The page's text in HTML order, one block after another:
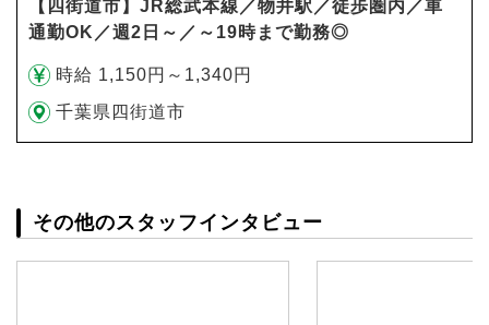
【四街道市】JR総武本線／物井駅／徒歩圏内／車
通勤OK／週2日～／～19時まで勤務◎
時給 1,150円～1,340円
千葉県四街道市
その他のスタッフインタビュー